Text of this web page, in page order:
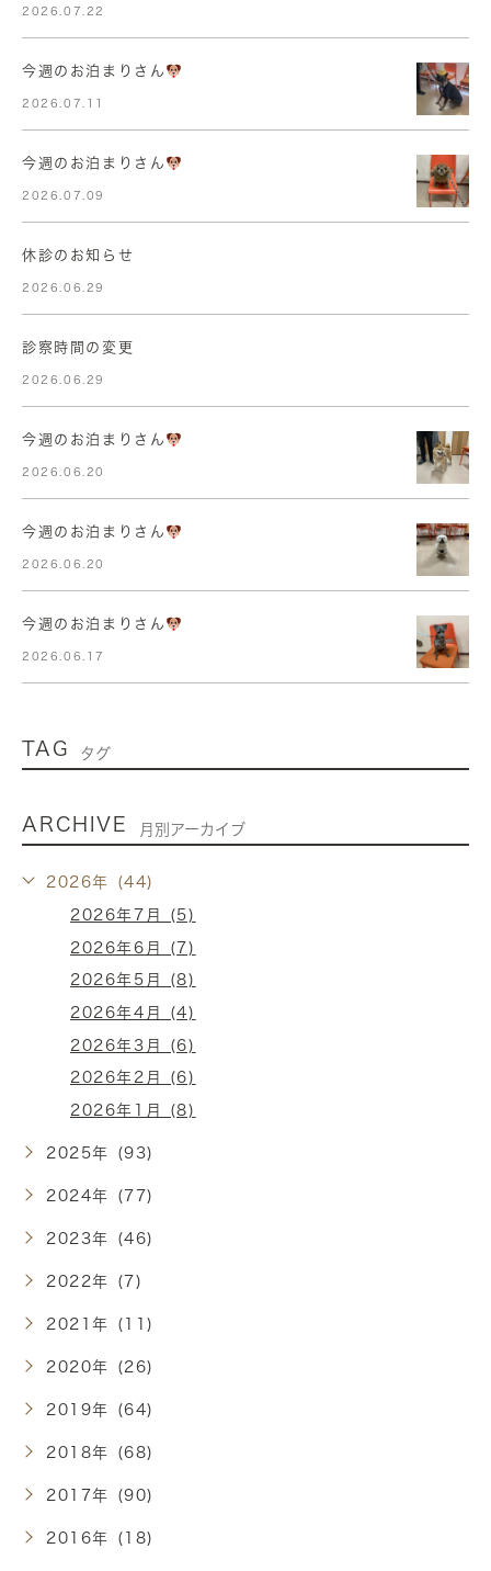
2026.07.22
今週のお泊まりさん
2026.07.11
今週のお泊まりさん
2026.07.09
休診のお知らせ
2026.06.29
診察時間の変更
2026.06.29
今週のお泊まりさん
2026.06.20
今週のお泊まりさん
2026.06.20
今週のお泊まりさん
2026.06.17
TAG タグ
ARCHIVE 月別アーカイブ
2026年 (44)
2026年7月 (5)
2026年6月 (7)
2026年5月 (8)
2026年4月 (4)
2026年3月 (6)
2026年2月 (6)
2026年1月 (8)
2025年 (93)
2024年 (77)
2023年 (46)
2022年 (7)
2021年 (11)
2020年 (26)
2019年 (64)
2018年 (68)
2017年 (90)
2016年 (18)